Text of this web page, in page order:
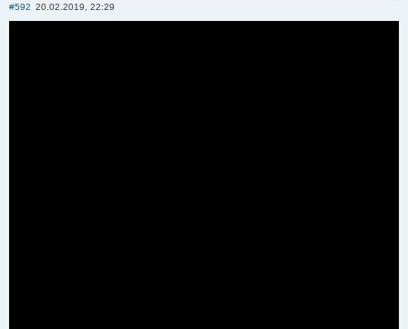
#592 20.02.2019, 22:29